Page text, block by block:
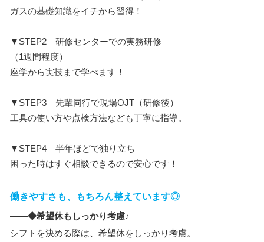
ガスの基礎知識をイチから習得！
▼STEP2｜研修センターでの実務研修
（1週間程度）
座学から実技まで学べます！
▼STEP3｜先輩同行で現場OJT（研修後）
工具の使い方や点検方法なども丁寧に指導。
▼STEP4｜半年ほどで独り立ち
困った時はすぐ相談できるので安心です！
働きやすさも、もちろん整えています◎
――◆希望休もしっかり考慮♪
シフトを決める際は、希望休をしっかり考慮。